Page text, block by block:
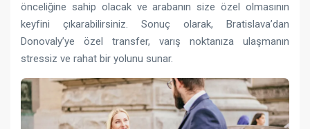
önceliğine sahip olacak ve arabanın size özel olmasının
keyfini çıkarabilirsiniz. Sonuç olarak, Bratislava’dan
Donovaly’ye özel transfer, varış noktanıza ulaşmanın
stressiz ve rahat bir yolunu sunar.